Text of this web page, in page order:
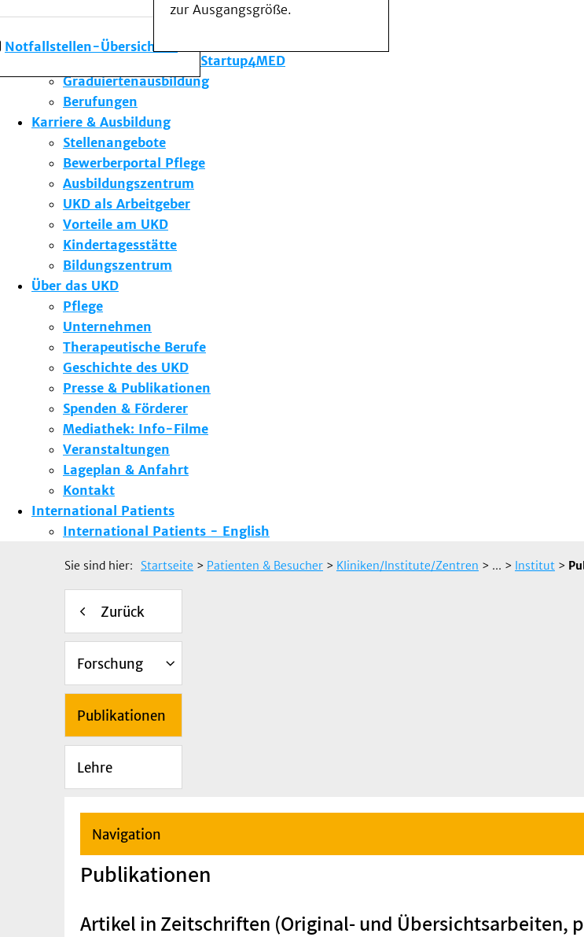
Notfallstellen-Übersicht
zur Ausgangsgröße.
Forschung am UKD
Studium & Lehre
Gründungsförderung Startup4MED
Graduiertenausbildung
Berufungen
Karriere & Ausbildung
Stellenangebote
Bewerberportal Pflege
Ausbildungszentrum
UKD als Arbeitgeber
Vorteile am UKD
Kindertagesstätte
Bildungszentrum
Über das UKD
Pflege
Unternehmen
Therapeutische Berufe
Geschichte des UKD
Presse & Publikationen
Spenden & Förderer
Mediathek: Info-Filme
Veranstaltungen
Lageplan & Anfahrt
Kontakt
International Patients
International Patients - English
Sie sind hier: Startseite > Patienten & Besucher > Kliniken/Institute/Zentren > ... > Institut >
Zurück
Forschung
Publikationen
Lehre
Navigation
Publikationen
Artikel in Zeitschriften (Original- und Übersichtsarbeiten,